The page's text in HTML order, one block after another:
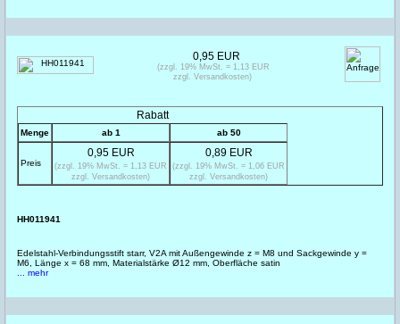
HH011941
Edelstahl-Verbindungsstift starr, V2A mit Außengewinde z = M8 und Sackgewinde y =
M6, Länge x = 68 mm, Materialstärke Ø12 mm, Oberfläche satin
... mehr
Rabatt
Menge ab 1 ab 50
Preis
0,95 EUR
(zzgl. 19% MwSt. = 1,13 EUR
zzgl. Versandkosten)
0,89 EUR
(zzgl. 19% MwSt. = 1,06 EUR
zzgl. Versandkosten)
0,95 EUR
(zzgl. 19% MwSt. = 1,13 EUR
zzgl. Versandkosten)